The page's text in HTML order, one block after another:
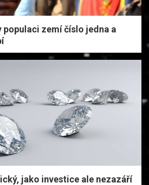
populaci zemí číslo jedna a
jako investice ale nezazáří